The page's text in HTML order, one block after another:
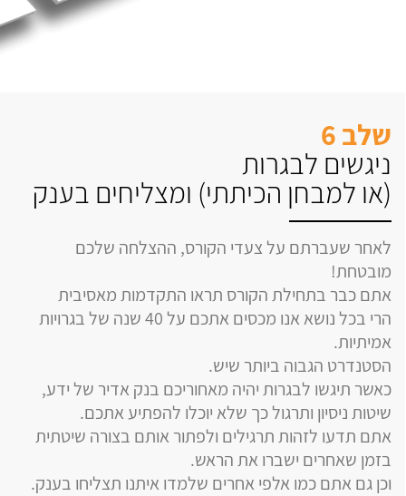
שלב 6
ניגשים לבגרות
(או למבחן הכיתתי) ומצליחים בענק
לאחר שעברתם על צעדי הקורס, ההצלחה שלכם
מובטחת!
אתם כבר בתחילת הקורס תראו התקדמות מאסיבית
הרי בכל נושא אנו מכסים אתכם על 40 שנה של בגרויות
אמיתיות.
הסטנדרט הגבוה ביותר שיש.
כאשר תיגשו לבגרות יהיה מאחוריכם בנק אדיר של ידע,
שיטות ניסיון ותרגול כך שלא יוכלו להפתיע אתכם.
אתם תדעו לזהות תרגילים ולפתור אותם בצורה שיטתית
בזמן שאחרים ישברו את הראש.
וכן גם אתם כמו אלפי אחרים שלמדו איתנו תצליחו בענק.